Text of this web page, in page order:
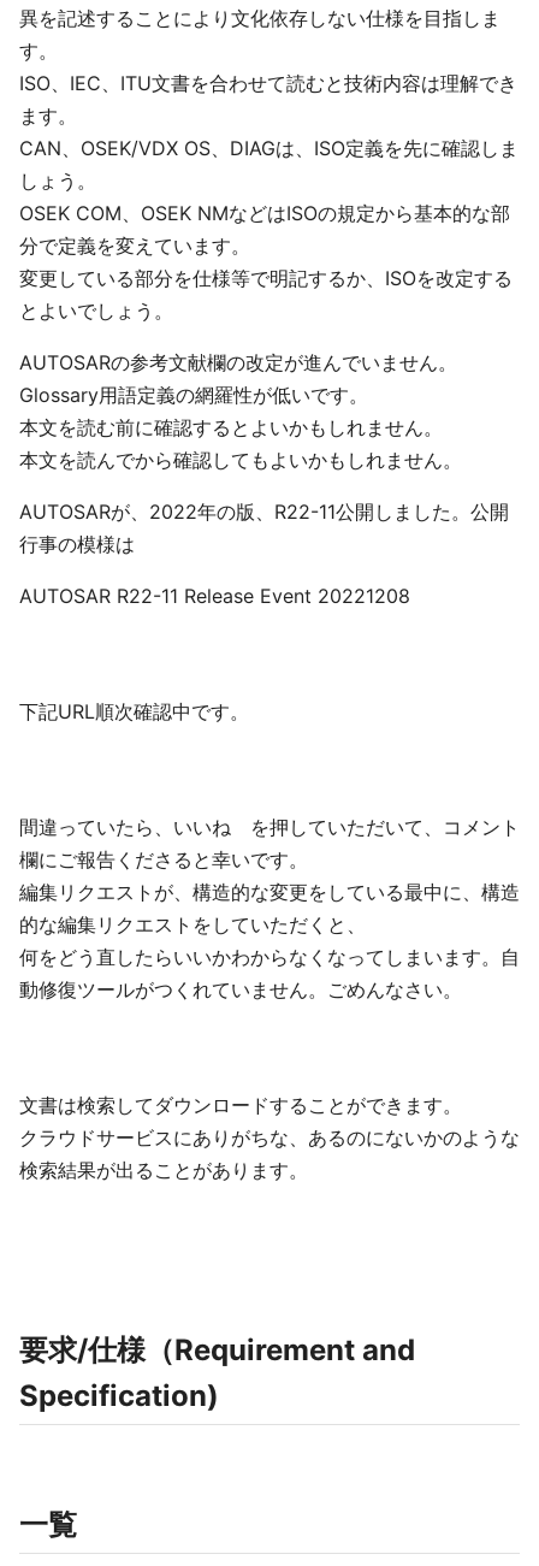
異を記述することにより文化依存しない仕様を目指しま
す。
ISO、IEC、ITU文書を合わせて読むと技術内容は理解でき
ます。
CAN、OSEK/VDX OS、DIAGは、ISO定義を先に確認しま
しょう。
OSEK COM、OSEK NMなどはISOの規定から基本的な部
分で定義を変えています。
変更している部分を仕様等で明記するか、ISOを改定する
とよいでしょう。
AUTOSARの参考文献欄の改定が進んでいません。
Glossary用語定義の網羅性が低いです。
本文を読む前に確認するとよいかもしれません。
本文を読んでから確認してもよいかもしれません。
AUTOSARが、2022年の版、R22-11公開しました。公開
行事の模様は
AUTOSAR R22-11 Release Event 20221208
下記URL順次確認中です。
間違っていたら、いいね を押していただいて、コメント
欄にご報告くださると幸いです。
編集リクエストが、構造的な変更をしている最中に、構造
的な編集リクエストをしていただくと、
何をどう直したらいいかわからなくなってしまいます。自
動修復ツールがつくれていません。ごめんなさい。
文書は検索してダウンロードすることができます。
クラウドサービスにありがちな、あるのにないかのような
検索結果が出ることがあります。
要求/仕様（Requirement and
Specification)
一覧